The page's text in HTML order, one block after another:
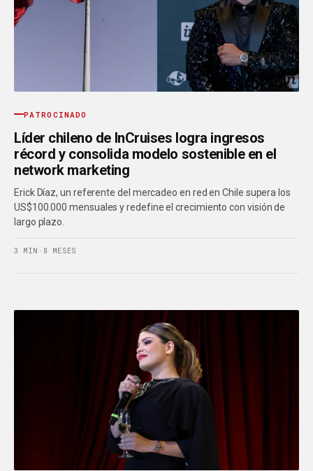
PATROCINADO
Líder chileno de InCruises logra ingresos
récord y consolida modelo sostenible en el
network marketing
Erick Díaz, un referente del mercadeo en red en Chile supera los
US$100.000 mensuales y redefine el crecimiento con visión de
largo plazo.
3 MIN · 8 MESES